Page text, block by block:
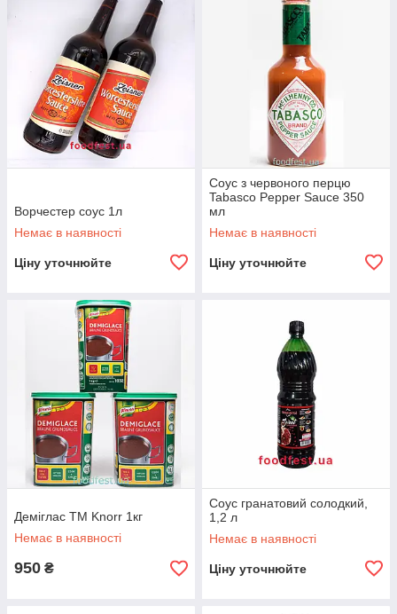
Ворчестер соус 1л
Немає в наявності
Ціну уточнюйте
Соус з червоного перцю
Tabasco Pepper Sauce 350
мл
Немає в наявності
Ціну уточнюйте
Деміглас TM Knorr 1кг
Немає в наявності
950 ₴
Соус гранатовий солодкий,
1,2 л
Немає в наявності
Ціну уточнюйте